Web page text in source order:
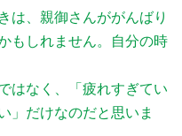
は、親御さんががんばり
もしれません。自分の時
はなく、「疲れすぎてい
」だけなのだと思いま